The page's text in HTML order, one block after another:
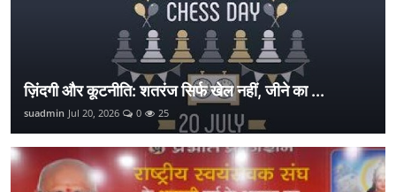
ज़िंदगी और कूटनीति: शतरंज सिर्फ खेल नहीं, जीने का ...
suadmin Jul 20, 2026 0 25